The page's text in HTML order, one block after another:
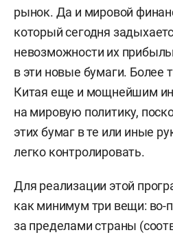
рынок. Да и мировой
который сегодня
невозможности их
в эти новые бумаги. Более
Китая еще и мощнейшим
на мировую политику,
этих бумаг в те или иные
легко контролировать.
Для реализации этой
как минимум три вещи: во-
за пределами страны